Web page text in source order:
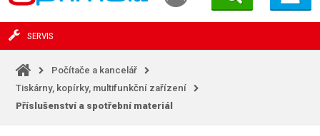
SERVIS
Počítače a kancelář
Tiskárny, kopírky, multifunkční zařízení
Příslušenství a spotřební materiál